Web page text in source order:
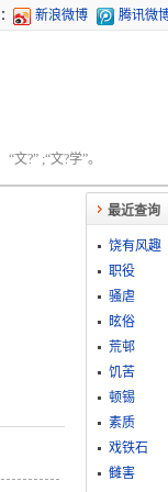
新浪微博 腾讯微
?” ;“文?学”。
最近查询
饶有风趣
职役
骚虐
昡俗
荒邨
饥苦
顿锡
素质
戏铁石
雠害